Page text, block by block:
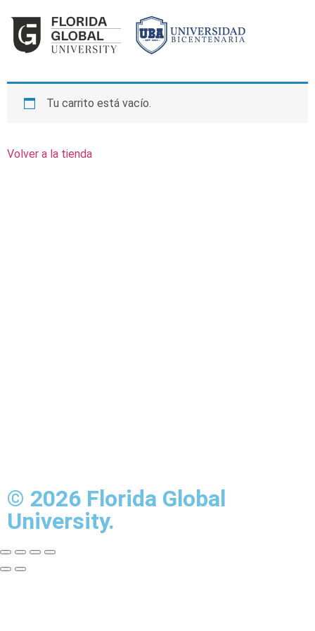
Tu carrito está vacío.
Volver a la tienda
© 2026 Florida Global
University.